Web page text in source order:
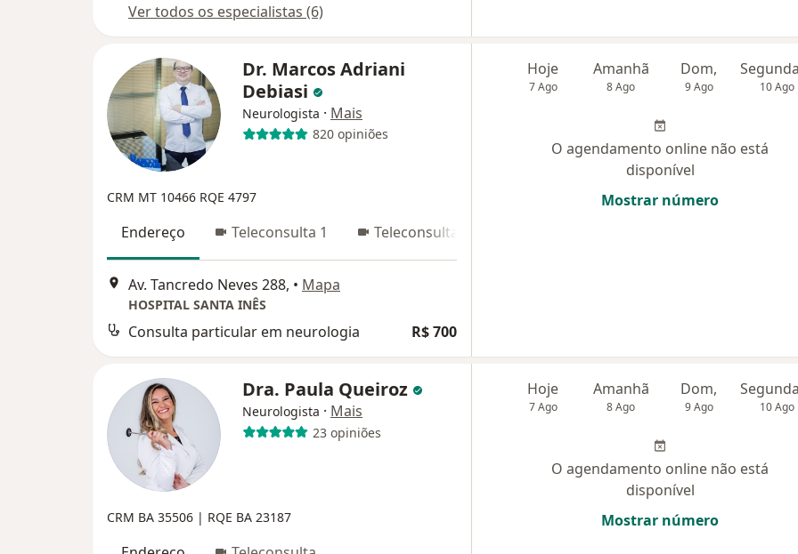
Ver todos os especialistas (6)
Dr. Marcos Adriani
Debiasi
Neurologista · Mais
820 opiniões
CRM MT 10466 RQE 4797
Endereço Teleconsulta 1 Teleconsulta 2
Av. Tancredo Neves 288, • Mapa
HOSPITAL SANTA INÊS
Consulta particular em neurologia R$ 700
Hoje
7 Ago
Amanhã
8 Ago
Dom,
9 Ago 10 Ago
O agendamento online não está
disponível
Mostrar número
Dra. Paula Queiroz
Neurologista · Mais
23 opiniões
CRM BA 35506 | RQE BA 23187
Hoje
7 Ago
Amanhã
8 Ago
Dom,
9 Ago 10 Ago
O agendamento online não está
disponível
Mostrar número